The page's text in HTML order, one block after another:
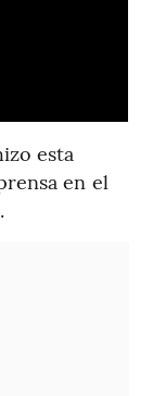
esta
en el